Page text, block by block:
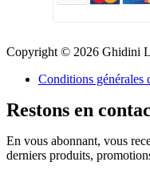
Copyright © 2026 Ghidini
Conditions générales
Restons en
En vous abonnant, vous
derniers produits,